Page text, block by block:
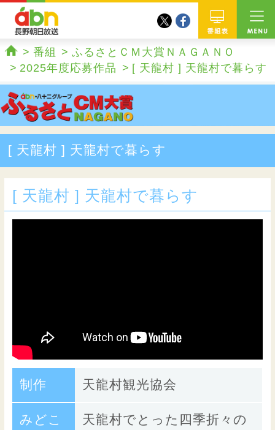
twitterfacebook
ホーム
番組
ふるさとＣＭ大賞ＮＡＧＡＮＯ
2025年度応募作品
[ 天龍村 ] 天龍村で暮らす
[ 天龍村 ] 天龍村で暮らす
[ 天龍村 ] 天龍村で暮らす
制作 天龍村観光協会
みどこ
天龍村でとった四季折々の